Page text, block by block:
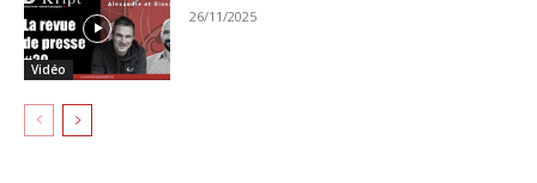
Vidéo
26/11/2025